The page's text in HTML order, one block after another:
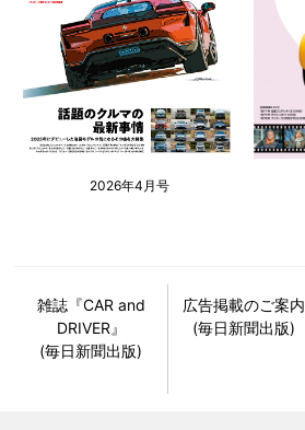
2026年4月号
雑誌『CAR and
DRIVER』
(毎日新聞出版)
広告掲載のご案内
(毎日新聞出版)